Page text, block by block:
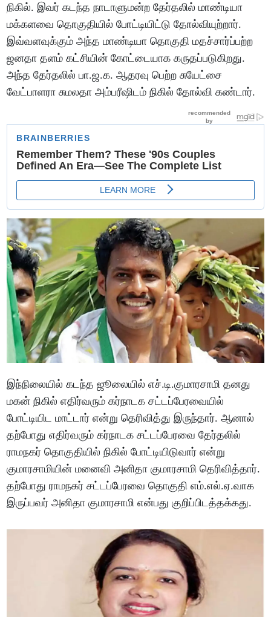
நிகில். இவர் கடந்த நாடாளுமன்ற தேர்தலில் மாண்டியா
மக்களவை தொகுதியில் போட்டியிட்டு தோல்வியுற்றார்.
இவ்வளவுக்கும் அந்த மாண்டியா தொகுதி மதச்சார்ப்பற்ற
ஜனதா தளம் கட்சியின் கோட்டையாக கருதப்படுகிறது.
அந்த தேர்தலில் பா.ஜ.க. ஆதரவு பெற்ற சுயேட்சை
வேட்பாளரா சுமலதா அம்பரீஷிடம் நிகில் தோல்வி கண்டார்.
இந்நிலையில் கடந்த ஜூலையில் எச்.டி.குமாரசாமி தனது
மகன் நிகில் எதிர்வரும் கர்நாடக சட்டப்பேரவையில்
போட்டியிட மாட்டார் என்று தெரிவித்து இருந்தார். ஆனால்
தற்போது எதிர்வரும் கர்நாடக சட்டப்பேரவை தேர்தலில்
ராமநகர் தொகுதியில் நிகில் போட்டியிடுவார் என்று
குமாரசாமியின் மனைவி அனிதா குமாரசாமி தெரிவித்தார்.
தற்போது ராமநகர் சட்டப்பேரவை தொகுதி எம்.எல்.ஏ.வாக
இருப்பவர் அனிதா குமாரசாமி என்பது குறிப்பிடத்தக்கது.